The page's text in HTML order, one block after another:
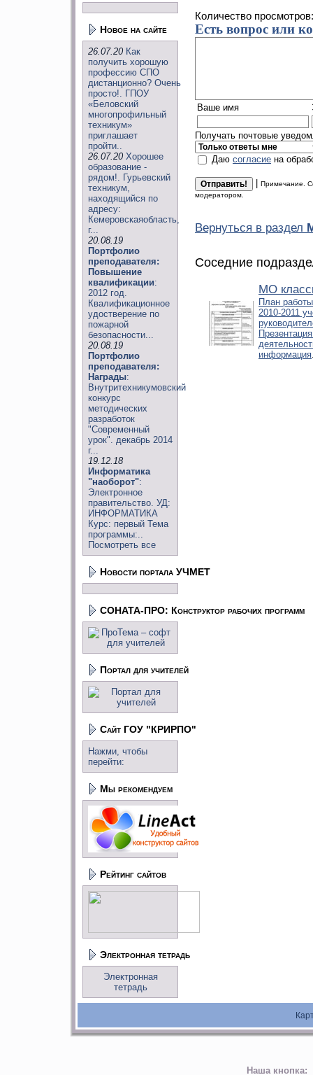
Новое на сайте
26.07.20 Как
получить хорошую
профессию СПО
дистанционно? Очень
просто!. ГПОУ
«Беловский
многопрофильный
техникум»
приглашает
пройти..
26.07.20 Хорошее
образование -
рядом!. Гурьевский
техникум,
находящийся по
адресу:
Кемеровскаяобласть,
г...
20.08.19
Портфолио
преподавателя:
Повышение
квалификации:
2012 год.
Квалификационное
удостверение по
пожарной
безопасности...
20.08.19
Портфолио
преподавателя:
Награды:
Внутритехникумовский
конкурс
методических
разработок
"Современный
урок". декабрь 2014
г...
19.12.18
Информатика
"наоборот":
Электронное
правительство. УД:
ИНФОРМАТИКА
Курс: первый Тема
программы:..
Посмотреть все
Новости портала УЧМЕТ
СОНАТА-ПРО: Конструктор рабочих программ
Портал для учителей
Сайт ГОУ "КРИРПО"
Нажми, чтобы
перейти:
Мы рекомендуем
Рейтинг сайтов
Электронная тетрадь
Электронная
тетрадь
Количество
Есть вопрос или
Ваше имя
Получать почтовые
Даю согласие на
Примечание.
модератором.
Вернуться в раздел
Соседние
МО
План
2010-2011
информация
Наша кнопка: